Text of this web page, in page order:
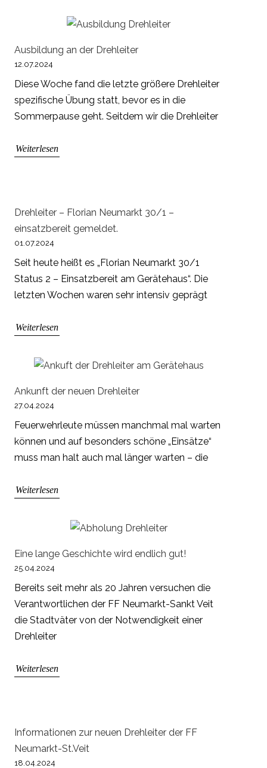
Ausbildung an der Drehleiter
12.07.2024
Diese Woche fand die letzte größere Drehleiter
spezifische Übung statt, bevor es in die
Sommerpause geht. Seitdem wir die Drehleiter
Weiterlesen
Drehleiter – Florian Neumarkt 30/1 –
einsatzbereit gemeldet.
01.07.2024
Seit heute heißt es „Florian Neumarkt 30/1
Status 2 – Einsatzbereit am Gerätehaus“. Die
letzten Wochen waren sehr intensiv geprägt
Weiterlesen
Ankunft der neuen Drehleiter
27.04.2024
Feuerwehrleute müssen manchmal mal warten
können und auf besonders schöne „Einsätze“
muss man halt auch mal länger warten – die
Weiterlesen
Eine lange Geschichte wird endlich gut!
25.04.2024
Bereits seit mehr als 20 Jahren versuchen die
Verantwortlichen der FF Neumarkt-Sankt Veit
die Stadtväter von der Notwendigkeit einer
Drehleiter
Weiterlesen
Informationen zur neuen Drehleiter der FF
Neumarkt-St.Veit
18.04.2024